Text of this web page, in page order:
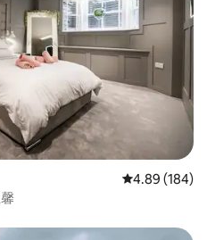
平均评分 4.89
4.89 (184)